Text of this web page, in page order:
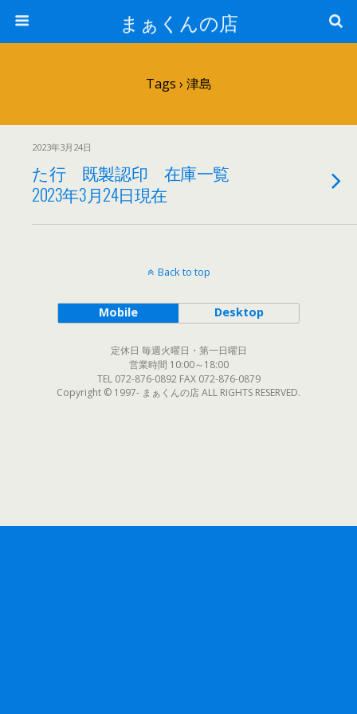
まぁくんの店
Tags › 津島
2023年3月24日
た行 既製認印 在庫一覧
2023年3月24日現在
Back to top
Mobile Desktop
定休日 毎週火曜日・第一日曜日
営業時間 10:00～18:00
TEL 072-876-0892 FAX 072-876-0879
Copyright © 1997- まぁくんの店 ALL RIGHTS RESERVED.